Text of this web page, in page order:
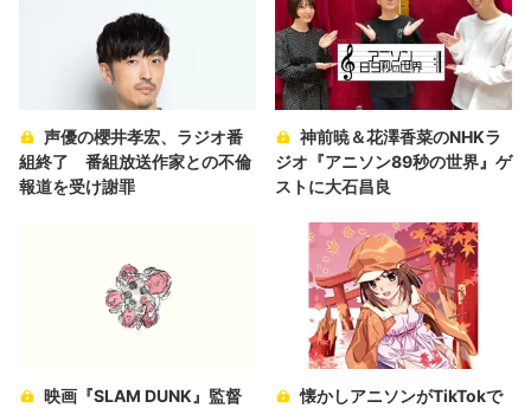
声優の櫻井孝宏、ラジオ番
組終了 番組放送作家との不倫
報道を受け謝罪
神前暁＆花澤香菜のNHKラ
ジオ『アニソン89秒の世界』ゲ
ストに大石昌良
映画『SLAM DUNK』監督
懐かしアニソンがTikTokで